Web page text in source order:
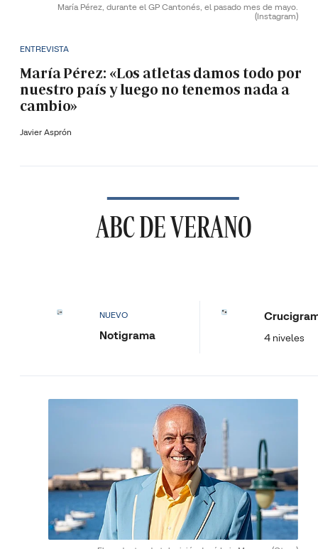
María Pérez, durante el GP Cantonés, el pasado mes de mayo.
(Instagram)
ENTREVISTA
María Pérez: «Los atletas damos todo por
nuestro país y luego no tenemos nada a
cambio»
Javier Asprón
ABC DE VERANO
NUEVO
Notigrama 4 niveles